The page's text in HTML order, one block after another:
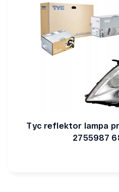
Tyc reflektor lampa
2755987